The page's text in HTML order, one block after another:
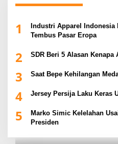
1
Industri Apparel Indonesia
Tembus Pasar Eropa
2 SDR Beri 5 Alasan Kenapa
3 Saat Bepe Kehilangan
4 Jersey Persija Laku Keras
5
Marko Simic Kelelahan
Presiden